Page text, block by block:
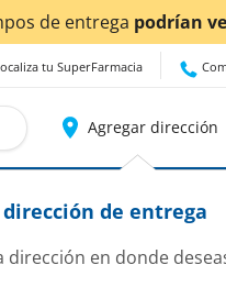
tu SuperFarmacia
Agregar dirección
de entrega
dirección en donde